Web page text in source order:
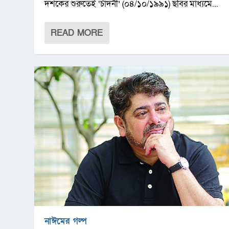
দশকের শুরুতেই ‘চাঁদনী’ (০৪/১০/১৯৯১) ছবির মাধ্যমে...
READ MORE
নাঈমের গল্প